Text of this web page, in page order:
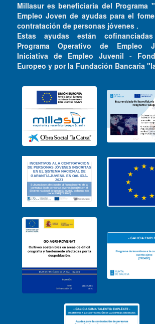
Millasur es beneficiaria del Programa
Empleo Joven de ayudas para el
contratación de personas jóvenes .
Estas ayudas están
Programa Operativo de Empleo
Iniciativa de Empleo Juvenil -
Europeo y por la Fundación Bancaria